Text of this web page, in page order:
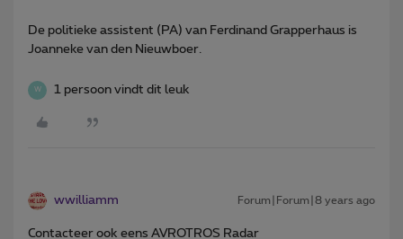
De politieke assistent (PA) van Ferdinand Grapperhaus is
Joanneke van den Nieuwboer.
W 1 persoon vindt dit leuk
wwilliamm Forum|Forum|8 years ago
Contacteer ook eens AVROTROS Radar